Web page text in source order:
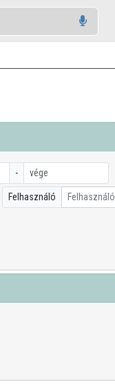
-
Felhasználó Felhasználó